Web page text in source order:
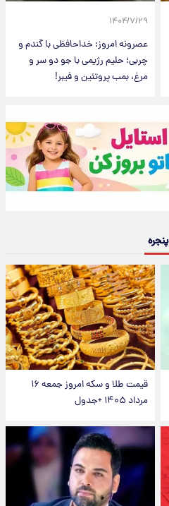
۱۴۰۴/۷/۲۹
عصرونه امروز: خداحافظی با گندم و
چربی؛ حلیم رژیمی با جو دو سر و
مرغ، بمب پروتئین و فیبر!
پنجره
قیمت طلا و سکه امروز جمعه ۱۶
مرداد ۱۴۰۵ +جدول